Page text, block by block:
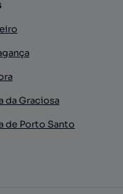
da Graciosa
de Porto Santo